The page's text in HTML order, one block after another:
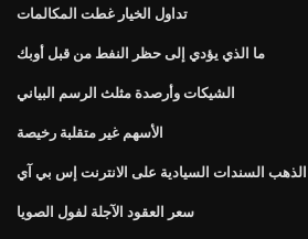
تداول الخيار غطت المكالمات
ما الذي يؤدي إلى حظر النفط من قبل أوبك
الشيكات وأرصدة مثلث الرسم البياني
الأسهم غير متقلبة رخيصة
السندات السيادية على الانترنت إس بي آي
سعر العقود الآجلة لفول الصويا